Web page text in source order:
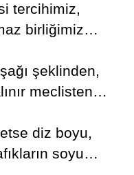
tercihimiz,
birliğimiz…
şeklinden,
meclisten…
diz boyu,
soyu…